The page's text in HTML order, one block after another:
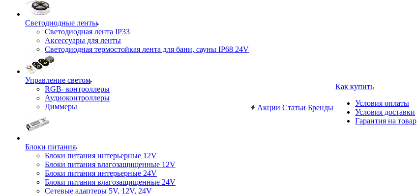
Светодиодные ленты
Светодиодная лента IP33
Аксессуары для ленты
Светодиодная термостойкая лента для бани, сауны IP68 24V
Управление светом
RGB- контроллеры
Аудиоконтроллеры
Диммеры
Блоки питания
Блоки питания интерьерные 12V
Блоки питания влагозащищенные 12V
Блоки питания интерьерные 24V
Блоки питания влагозащищенные 24V
Сетевые адаптеры 5V, 12V, 24V
Акции Статьи Бренды
Как купить
Условия оплаты
Условия доставки
Гарантия на товар